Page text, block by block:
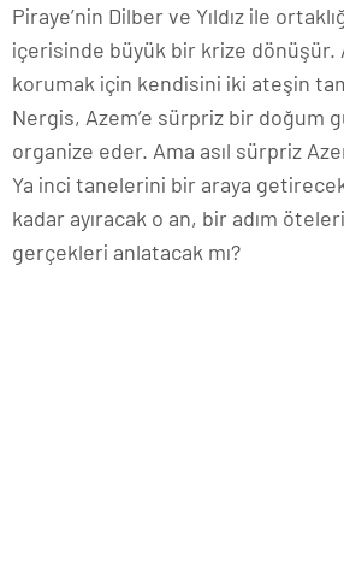
Piraye’nin Dilber ve Yıldız ile
içerisinde büyük bir krize dönüşür.
korumak için kendisini iki ateşin
Nergis, Azem’e sürpriz bir doğum
organize eder. Ama asıl sürpriz
Ya inci tanelerini bir araya
kadar ayıracak o an, bir adım
gerçekleri anlatacak mı?